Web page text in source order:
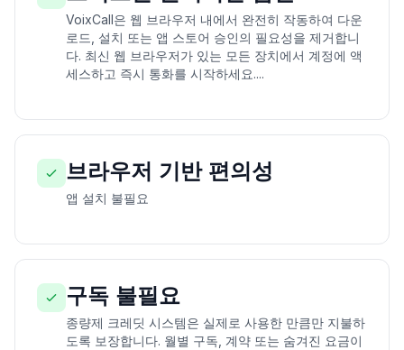
VoixCall은 웹 브라우저 내에서 완전히 작동하여 다운
로드, 설치 또는 앱 스토어 승인의 필요성을 제거합니
다. 최신 웹 브라우저가 있는 모든 장치에서 계정에 액
세스하고 즉시 통화를 시작하세요....
브라우저 기반 편의성
앱 설치 불필요
구독 불필요
종량제 크레딧 시스템은 실제로 사용한 만큼만 지불하
도록 보장합니다. 월별 구독, 계약 또는 숨겨진 요금이